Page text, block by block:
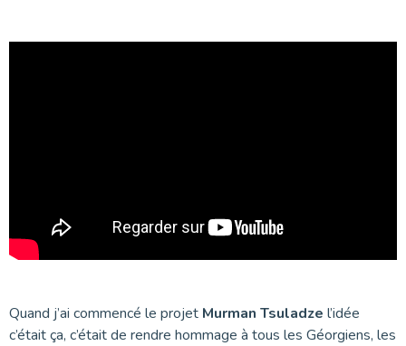
Quand j’ai commencé le projet Murman Tsuladze l’idée
c’était ça, c’était de rendre hommage à tous les Géorgiens, les